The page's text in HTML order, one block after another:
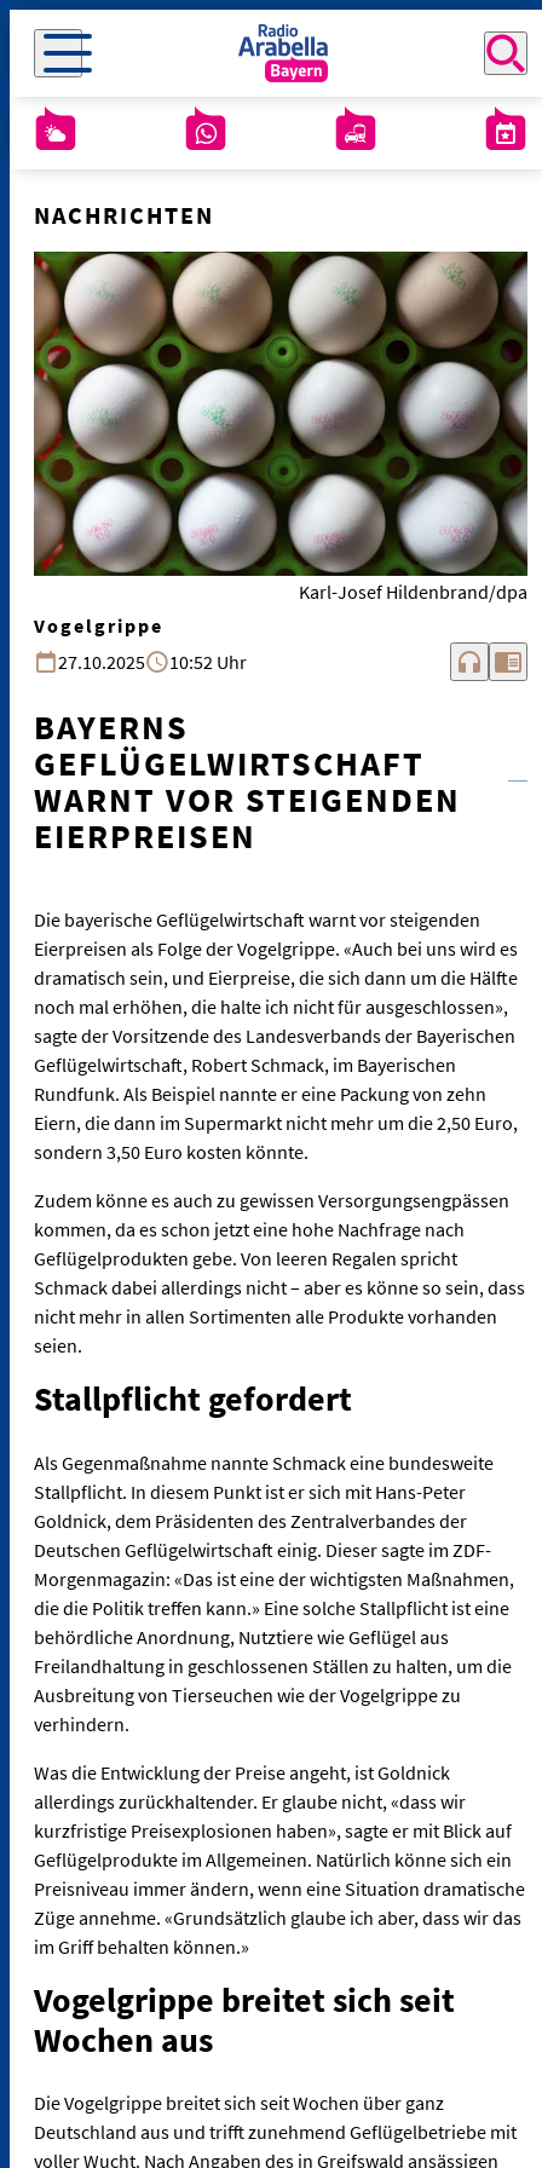
NACHRICHTEN
Karl-Josef Hildenbrand/dpa
Vogelgrippe
27.10.2025
10:52 Uhr headphones chrome_reader_mode
BAYERNS
GEFLÜGELWIRTSCHAFT
WARNT VOR STEIGENDEN
EIERPREISEN
Die bayerische Geflügelwirtschaft warnt vor steigenden
Eierpreisen als Folge der Vogelgrippe. «Auch bei uns wird es
dramatisch sein, und Eierpreise, die sich dann um die Hälfte
noch mal erhöhen, die halte ich nicht für ausgeschlossen»,
sagte der Vorsitzende des Landesverbands der Bayerischen
Geflügelwirtschaft, Robert Schmack, im Bayerischen
Rundfunk. Als Beispiel nannte er eine Packung von zehn
Eiern, die dann im Supermarkt nicht mehr um die 2,50 Euro,
sondern 3,50 Euro kosten könnte.
Zudem könne es auch zu gewissen Versorgungsengpässen
kommen, da es schon jetzt eine hohe Nachfrage nach
Geflügelprodukten gebe. Von leeren Regalen spricht
Schmack dabei allerdings nicht – aber es könne so sein, dass
nicht mehr in allen Sortimenten alle Produkte vorhanden
seien.
Stallpflicht gefordert
Als Gegenmaßnahme nannte Schmack eine bundesweite
Stallpflicht. In diesem Punkt ist er sich mit Hans-Peter
Goldnick, dem Präsidenten des Zentralverbandes der
Deutschen Geflügelwirtschaft einig. Dieser sagte im ZDF-
Morgenmagazin: «Das ist eine der wichtigsten Maßnahmen,
die die Politik treffen kann.» Eine solche Stallpflicht ist eine
behördliche Anordnung, Nutztiere wie Geflügel aus
Freilandhaltung in geschlossenen Ställen zu halten, um die
Ausbreitung von Tierseuchen wie der Vogelgrippe zu
verhindern.
Was die Entwicklung der Preise angeht, ist Goldnick
allerdings zurückhaltender. Er glaube nicht, «dass wir
kurzfristige Preisexplosionen haben», sagte er mit Blick auf
Geflügelprodukte im Allgemeinen. Natürlich könne sich ein
Preisniveau immer ändern, wenn eine Situation dramatische
Züge annehme. «Grundsätzlich glaube ich aber, dass wir das
im Griff behalten können.»
Vogelgrippe breitet sich seit
Wochen aus
Die Vogelgrippe breitet sich seit Wochen über ganz
Deutschland aus und trifft zunehmend Geflügelbetriebe mit
voller Wucht. Nach Angaben des in Greifswald ansässigen